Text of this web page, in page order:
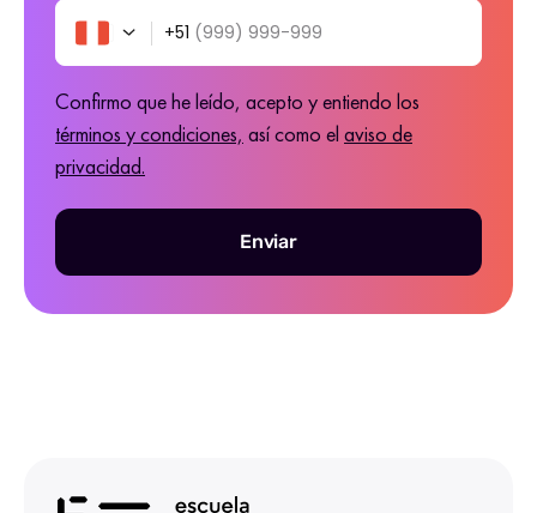
+51 (999) 999-999
Confirmo que he leído, acepto y entiendo los
términos y condiciones, así como el aviso de
privacidad.
Enviar